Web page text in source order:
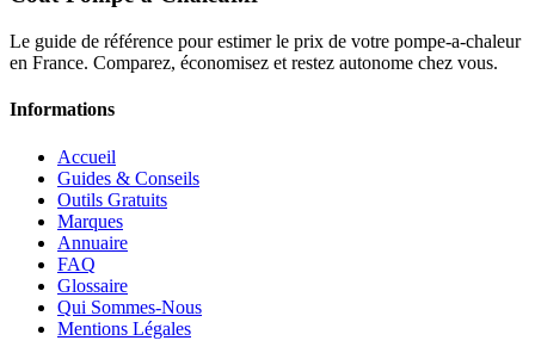
Le guide de référence pour estimer le prix de votre pompe-a-chaleur
en France. Comparez, économisez et restez autonome chez vous.
Informations
Accueil
Guides & Conseils
Outils Gratuits
Marques
Annuaire
FAQ
Glossaire
Qui Sommes-Nous
Mentions Légales